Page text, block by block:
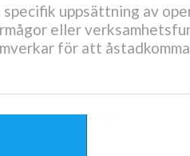
specifik uppsättning av
eller
för att